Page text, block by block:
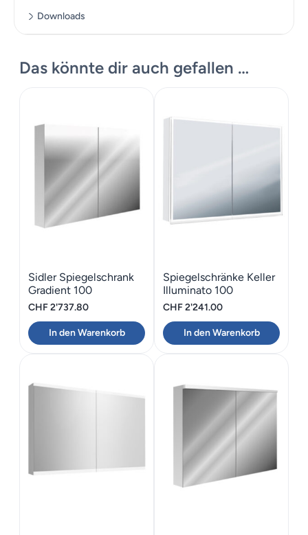
Maße 100 × 70 cm
Downloads
Massskizze
Das könnte dir auch gefallen …
Sidler Spiegelschrank
Gradient 100
CHF2'737.80
In den Warenkorb
Spiegelschränke Keller
Illuminato 100
CHF2'241.00
In den Warenkorb